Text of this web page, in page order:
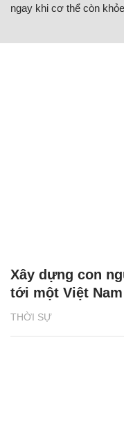
ngay khi cơ thể còn khỏe
THỜI SỰ
Xây dựng con
tới một Việt